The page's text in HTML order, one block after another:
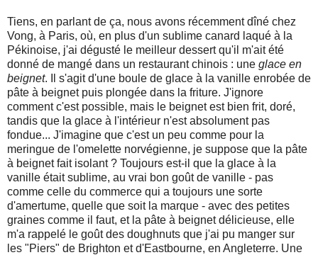
Tiens, en parlant de ça, nous avons récemment dîné chez
Vong, à Paris, où, en plus d'un sublime canard laqué à la
Pékinoise, j'ai dégusté le meilleur dessert qu'il m'ait été
donné de mangé dans un restaurant chinois : une glace en
beignet. Il s'agit d'une boule de glace à la vanille enrobée de
pâte à beignet puis plongée dans la friture. J'ignore
comment c'est possible, mais le beignet est bien frit, doré,
tandis que la glace à l'intérieur n'est absolument pas
fondue... J'imagine que c'est un peu comme pour la
meringue de l'omelette norvégienne, je suppose que la pâte
à beignet fait isolant ? Toujours est-il que la glace à la
vanille était sublime, au vrai bon goût de vanille - pas
comme celle du commerce qui a toujours une sorte
d'amertume, quelle que soit la marque - avec des petites
graines comme il faut, et la pâte à beignet délicieuse, elle
m'a rappelé le goût des doughnuts que j'ai pu manger sur
les "Piers" de Brighton et d'Eastbourne, en Angleterre. Une